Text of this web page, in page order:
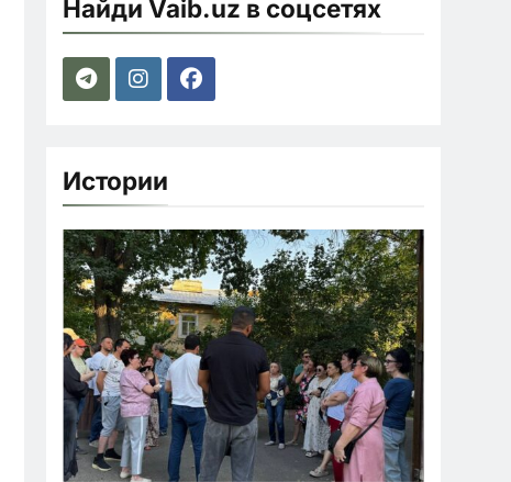
Найди Vaib.uz в соцсетях
Истории